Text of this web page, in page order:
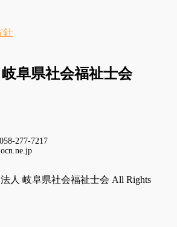
針
阜県社会福祉士会
277-7217
人 岐阜県社会福祉士会 All Rights